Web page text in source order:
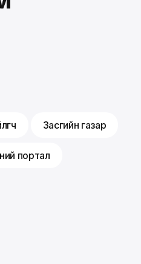
Засгийн газар
портал